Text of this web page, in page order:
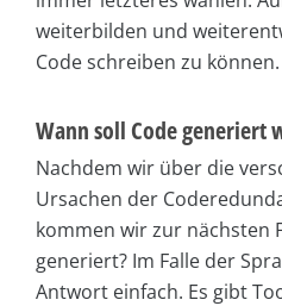
weiterbilden und
Code schreiben zu können.
Wann soll Code generiert
Nachdem wir über die
Ursachen der
kommen wir zur nächsten
generiert? Im Falle der
Antwort einfach. Es gibt